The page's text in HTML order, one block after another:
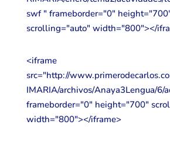
swf " frameborder="0"
scrolling="auto" width="800"></
<iframe
src="http://
IMARIA/archivos/Anaya3Lengua/6/
frameborder="0" height="700"
width="800"></iframe>